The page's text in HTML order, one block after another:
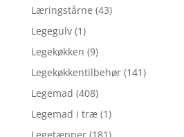
Læringstårne (43)
Legegulv (1)
Legekøkken (9)
Legekøkkentilbehør (141)
Legemad (408)
Legemad i træ (1)
Legetæpper (181)